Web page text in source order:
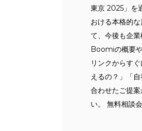
東京 2025」を
おける本格的
て、今後も企
Boomiの概要
リンクからす
えるの？」「
合わせたご提
い。 無料相談